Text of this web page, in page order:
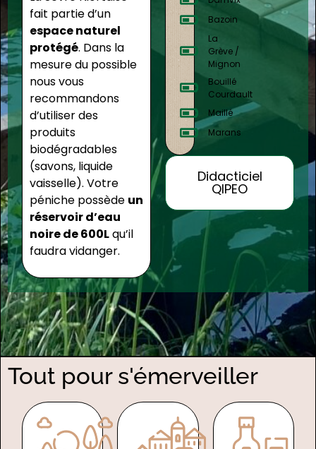
fait partie d’un
espace naturel
protégé. Dans la
mesure du possible
nous vous
recommandons
d’utiliser des
produits
biodégradables
(savons, liquide
vaisselle). Votre
péniche possède un
réservoir d’eau
noire de 600Lqu’il
faudra vidanger.
Bazoin
La
Grève /
Mignon
Bouillé
Courdault
Maillé
Marans
Didacticiel
QIPEO
Tout pour s'émerveiller